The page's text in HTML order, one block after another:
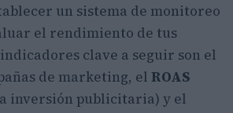
un sistema de monitoreo
el rendimiento de tus
clave a seguir son el
de marketing, el ROAS
inversión publicitaria) y el